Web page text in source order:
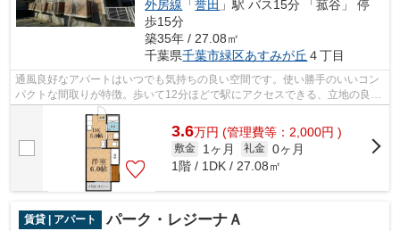
外房線 「誉田 」駅 バス15分 「菰谷」 停
歩15分
築35年 / 27.08㎡
千葉県千葉市緑区あすみが丘 ４丁目
通風良好なアパートはいつでも気持ちの良い空間です。使い勝手のいいコン
パクトな間取りが特徴。歩いて12分ほどで駅にアクセスできる、立地の良さ
も魅力の物件です。忙しい方にはうっ...
3.6万円 (管理費等：2,000円 )
敷金 1ヶ月 礼金 0ヶ月
1階 / 1DK / 27.08㎡
賃貸 | アパート パーク・レジーナＡ